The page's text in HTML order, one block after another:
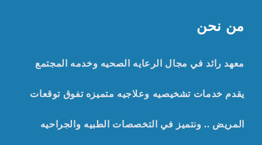
من نحن
معهد رائد في مجال الرعايه الصحيه وخدمه المجتمع
يقدم خدمات تشخيصيه وعلاجيه متميزه تفوق توقعات
المريض .. ونتميز في التخصصات الطبيه والجراحيه